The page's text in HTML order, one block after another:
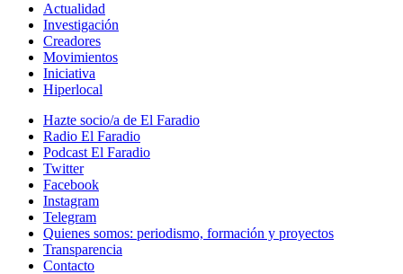
Actualidad
Investigación
Creadores
Movimientos
Iniciativa
Hiperlocal
Hazte socio/a de El Faradio
Radio El Faradio
Podcast El Faradio
Twitter
Facebook
Instagram
Telegram
Quienes somos: periodismo, formación y proyectos
Transparencia
Contacto